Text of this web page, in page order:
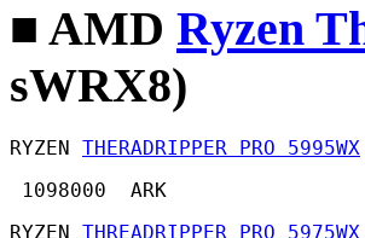
■ AMD Ryzen
sWRX8)
RYZEN THERADRIPPER PRO 5995WX
1098000  ARK
RYZEN THREADRIPPER PRO 5975WX